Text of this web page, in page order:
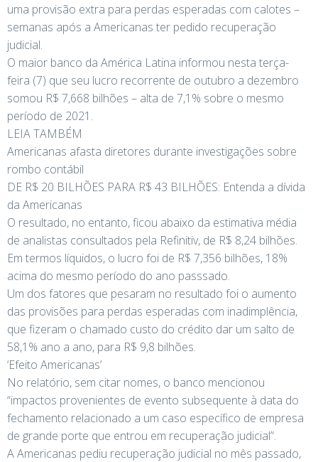
uma provisão extra para perdas esperadas com calotes –
semanas após a Americanas ter pedido recuperação
judicial.
O maior banco da América Latina informou nesta terça-
feira (7) que seu lucro recorrente de outubro a dezembro
somou R$ 7,668 bilhões – alta de 7,1% sobre o mesmo
período de 2021.
LEIA TAMBÉM
Americanas afasta diretores durante investigações sobre
rombo contábil
DE R$ 20 BILHÕES PARA R$ 43 BILHÕES: Entenda a dívida
da Americanas
O resultado, no entanto, ficou abaixo da estimativa média
de analistas consultados pela Refinitiv, de R$ 8,24 bilhões.
Em termos líquidos, o lucro foi de R$ 7,356 bilhões, 18%
acima do mesmo período do ano passsado.
Um dos fatores que pesaram no resultado foi o aumento
das provisões para perdas esperadas com inadimplência,
que fizeram o chamado custo do crédito dar um salto de
58,1% ano a ano, para R$ 9,8 bilhões.
‘Efeito Americanas’
No relatório, sem citar nomes, o banco mencionou
“impactos provenientes de evento subsequente à data do
fechamento relacionado a um caso específico de empresa
de grande porte que entrou em recuperação judicial”.
A Americanas pediu recuperação judicial no mês passado,